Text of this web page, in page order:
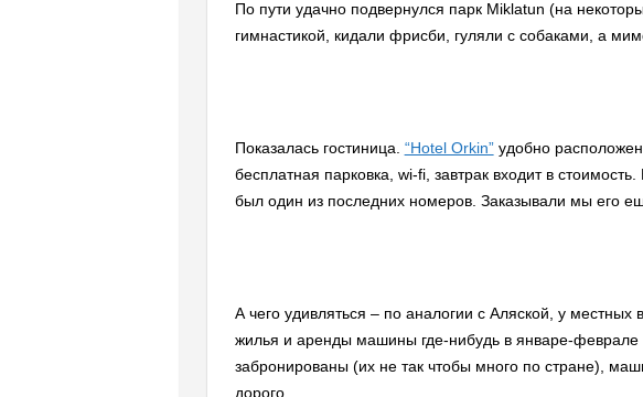
По пути удачно подвернулся парк Miklatun (на
гимнастикой, кидали фрисби, гуляли с собаками, а
Показалась гостиница. “Hotel Orkin”удобно
бесплатная парковка, wi-fi, завтрак входит в
был один из последних номеров. Заказывали мы его
А чего удивляться – по аналогии с Аляской, у
жилья и аренды машины где-нибудь в январе-феврале
забронированы (их не так чтобы много по стране),
дорого.